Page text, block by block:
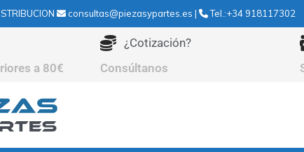
consultas@piezasypartes.es | Tel.:+34 918117302
a 80€
¿Cotización?
Consúltanos